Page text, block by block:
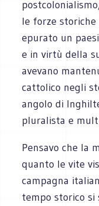
le forze storiche
epurato un
e in virtù della
avevano
cattolico negli
angolo di
pluralista e
Pensavo che la
quanto le vite
campagna
tempo storico si